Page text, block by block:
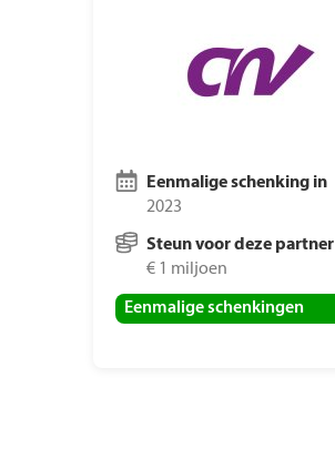
Eenmalige schenking in
2023
Steun voor deze partner
€ 1 miljoen
Eenmalige schenkingen